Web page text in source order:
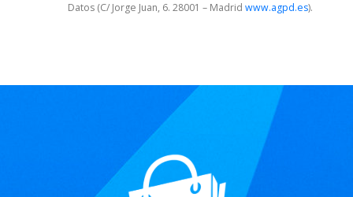
Datos (C/ Jorge Juan, 6. 28001 – Madrid www.agpd.es).